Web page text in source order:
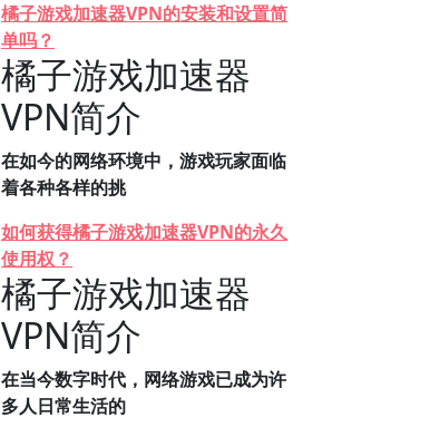
橘子游戏加速器VPN的安装和设置简
单吗？
橘子游戏加速器
VPN简介
在如今的网络环境中，游戏玩家面临
着各种各样的挑
如何获得橘子游戏加速器VPN的永久
使用权？
橘子游戏加速器
VPN简介
在当今数字时代，网络游戏已成为许
多人日常生活的